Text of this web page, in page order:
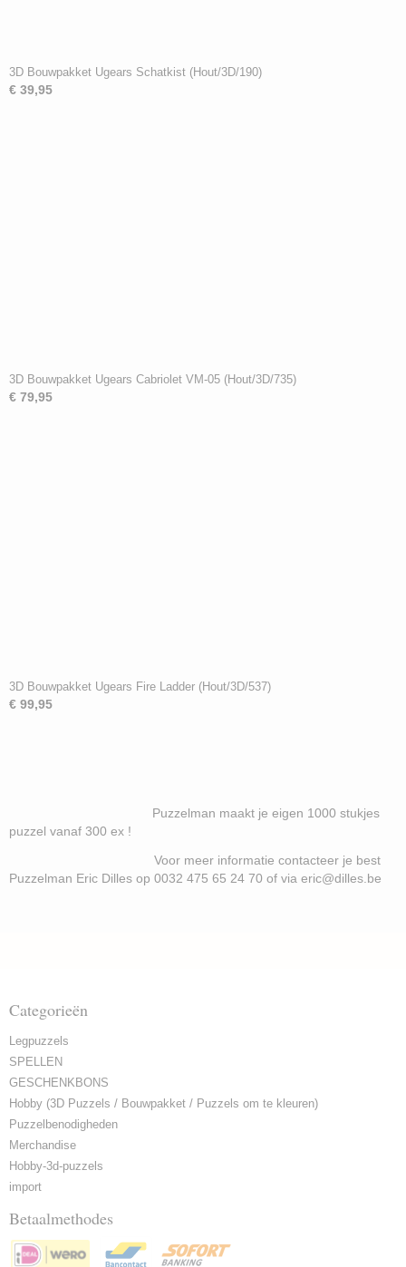
3D Bouwpakket Ugears Schatkist (Hout/3D/190)
€ 39,95
3D Bouwpakket Ugears Cabriolet VM-05 (Hout/3D/735)
€ 79,95
3D Bouwpakket Ugears Fire Ladder (Hout/3D/537)
€ 99,95
Puzzelman maakt je eigen 1000 stukjes
puzzel vanaf 300 ex !
Voor meer informatie contacteer je best
Puzzelman Eric Dilles op 0032 475 65 24 70 of via eric@dilles.be
Categorieën
Legpuzzels
SPELLEN
GESCHENKBONS
Hobby (3D Puzzels / Bouwpakket / Puzzels om te kleuren)
Puzzelbenodigheden
Merchandise
Hobby-3d-puzzels
import
Betaalmethodes